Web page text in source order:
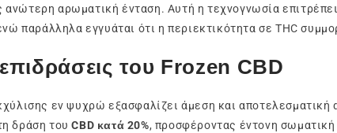
αρωματική ένταση. Αυτή η τεχνογνωσία
παράλληλα εγγυάται ότι η περιεκτικότητα σε THC
του Frozen CBD
εν ψυχρώ εξασφαλίζει άμεση και
δράση τουCBD κατά 20%, προσφέροντας έντονη